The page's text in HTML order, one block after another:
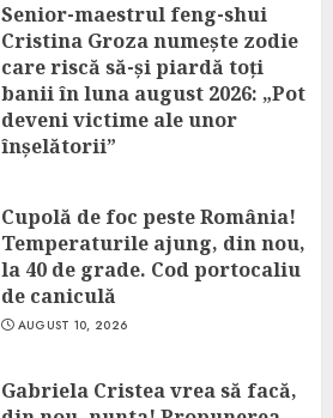
Senior-maestrul feng-shui
Cristina Groza numește zodie
care riscă să-și piardă toți
banii în luna august 2026: „Pot
deveni victime ale unor
înșelătorii”
Cupolă de foc peste România!
Temperaturile ajung, din nou,
la 40 de grade. Cod portocaliu
de caniculă
AUGUST 10, 2026
Gabriela Cristea vrea să facă,